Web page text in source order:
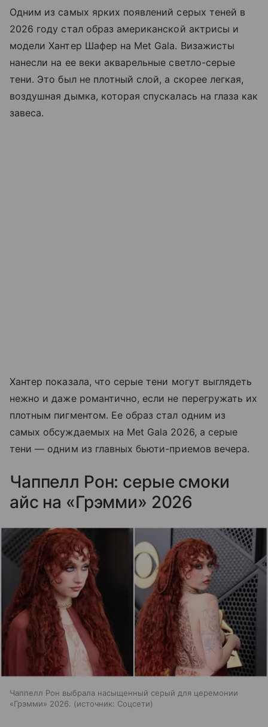
Одним из самых ярких появлений серых теней в
2026 году стал образ американской актрисы и
модели Хантер Шафер на Met Gala. Визажисты
нанесли на ее веки акварельные светло-серые
тени. Это был не плотный слой, а скорее легкая,
воздушная дымка, которая спускалась на глаза как
завеса.
Хантер показала, что серые тени могут выглядеть
нежно и даже романтично, если не перегружать их
плотным пигментом. Ее образ стал одним из
самых обсуждаемых на Met Gala 2026, а серые
тени — одним из главных бьюти-приемов вечера.
Чаппелл Рон: серые смоки
айс на «Грэмми» 2026
Чаппелл Рон выбрала насыщенный серый для церемонии
«Грэмми» 2026.
источник: Соцсети